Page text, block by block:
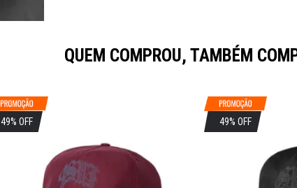
QUEM COMPROU, TAMBÉM
49% OFF 49% OFF